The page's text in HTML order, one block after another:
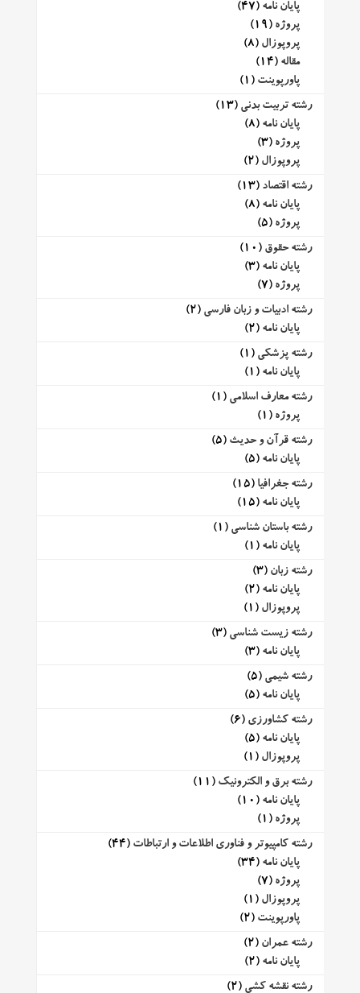
پایان نامه (47)
پروژه (19)
پروپوزال (8)
مقاله (14)
پاورپوینت (1)
رشته تربیت بدنی (13)
پایان نامه (8)
پروژه (3)
پروپوزال (2)
رشته اقتصاد (13)
پایان نامه (8)
پروژه (5)
رشته حقوق (10)
پایان نامه (3)
پروژه (7)
رشته ادبیات و زبان فارسی (2)
پایان نامه (2)
رشته پزشکی (1)
پایان نامه (1)
رشته معارف اسلامی (1)
پروژه (1)
رشته قرآن و حدیث (5)
پایان نامه (5)
رشته جغرافیا (15)
پایان نامه (15)
رشته باستان شناسی (1)
پایان نامه (1)
رشته زبان (3)
پایان نامه (2)
پروپوزال (1)
رشته زیست شناسی (3)
پایان نامه (3)
رشته شیمی (5)
پایان نامه (5)
رشته کشاورزی (6)
پایان نامه (5)
پروپوزال (1)
رشته برق و الکترونیک (11)
پایان نامه (10)
پروژه (1)
رشته کامپیوتر و فناوری اطلاعات و ارتباطات (44)
پایان نامه (34)
پروژه (7)
پروپوزال (1)
پاورپوینت (2)
رشته عمران (2)
پایان نامه (2)
رشته نقشه کشی (2)